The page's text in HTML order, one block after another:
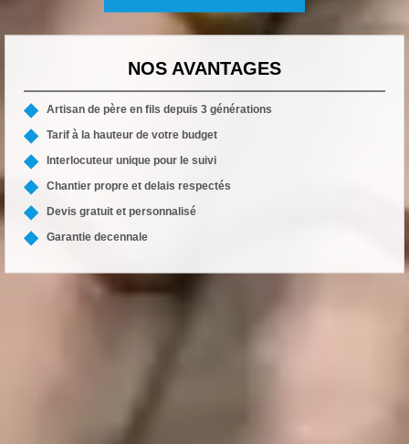
NOS AVANTAGES
Artisan de père en fils depuis 3 générations
Tarif à la hauteur de votre budget
Interlocuteur unique pour le suivi
Chantier propre et delais respectés
Devis gratuit et personnalisé
Garantie decennale